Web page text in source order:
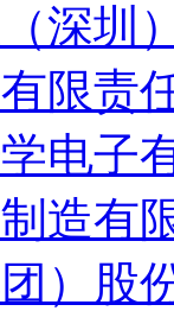
深圳
限责
电子
造有
）股